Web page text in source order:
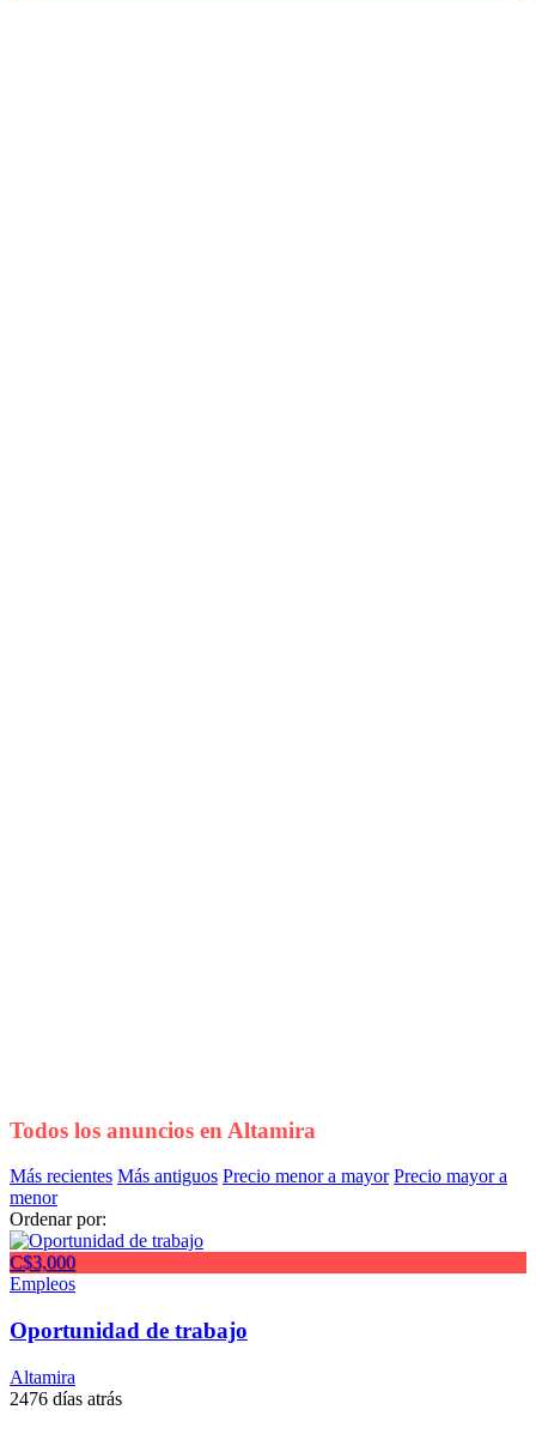
Todos los anuncios en Altamira
Más recientes Más antiguos Precio menor a mayor Precio mayor a
menor
Ordenar por:
C$3,000
Empleos
Oportunidad de trabajo
Altamira
2476 días atrás